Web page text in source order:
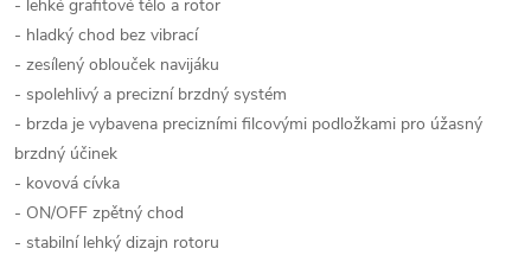
- lehké grafitové tělo a rotor
- hladký chod bez vibrací
- zesílený oblouček navijáku
- spolehlivý a precizní brzdný systém
- brzda je vybavena precizními filcovými podložkami pro úžasný
brzdný účinek
- kovová cívka
- ON/OFF zpětný chod
- stabilní lehký dizajn rotoru